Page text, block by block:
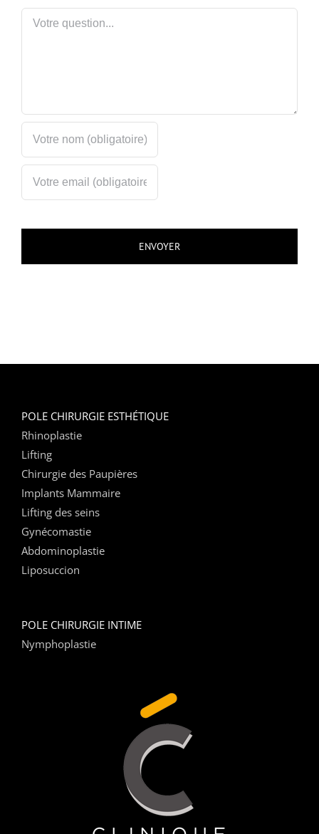
Votre
POLE CHIRURGIE ESTHÉTIQUE
Rhinoplastie
Lifting
Chirurgie des Paupières
Implants Mammaire
Lifting des seins
Gynécomastie
Abdominoplastie
Liposuccion
POLE CHIRURGIE INTIME
Nymphoplastie